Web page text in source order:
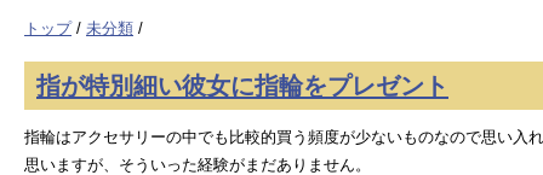
トップ/ 未分類 /
指が特別細い彼女に指輪をプレゼント
指輪はアクセサリーの中でも比較的買う頻度が少ないものなので思い入
思いますが、そういった経験がまだありません。